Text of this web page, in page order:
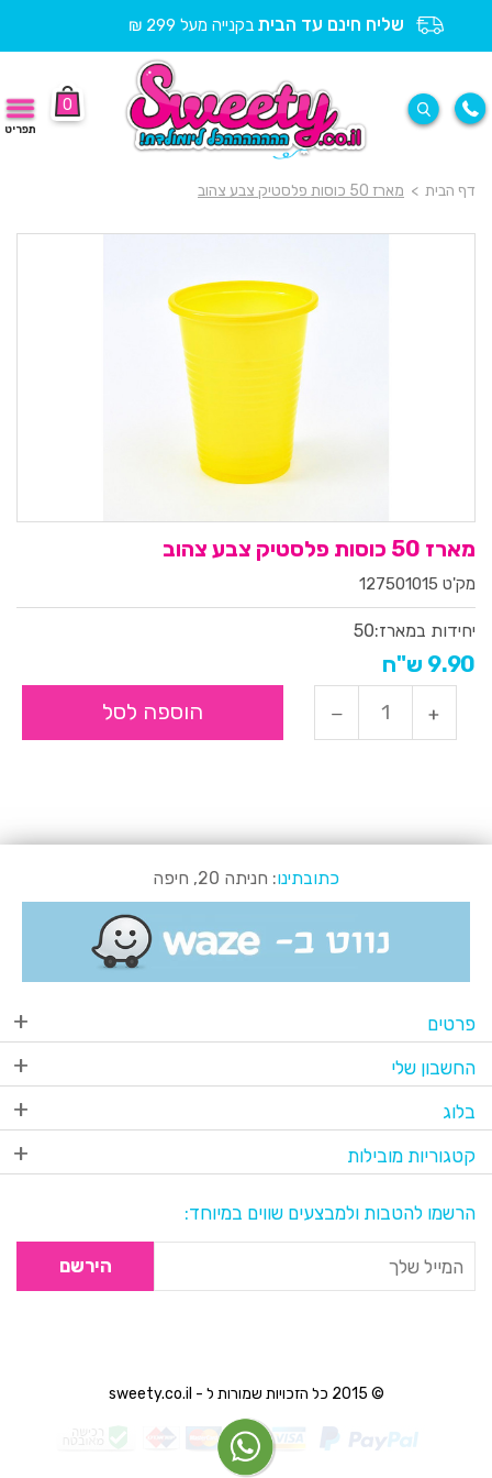
שליח חינם עד הבית בקנייה מעל 299 ₪
0
תפריט
דף הבית > מארז 50 כוסות פלסטיק צבע צהוב
מארז 50 כוסות פלסטיק צבע צהוב
מק'ט 127501015
יחידות במארז:50
9.90 ש"ח
הוספה לסל
כתובתינו: חניתה 20, חיפה
פרטים
החשבון שלי
בלוג
קטגוריות מובילות
הרשמו להטבות ולמבצעים שווים במיוחד:
הירשם
© 2015 כל הזכויות שמורות ל - sweety.co.il